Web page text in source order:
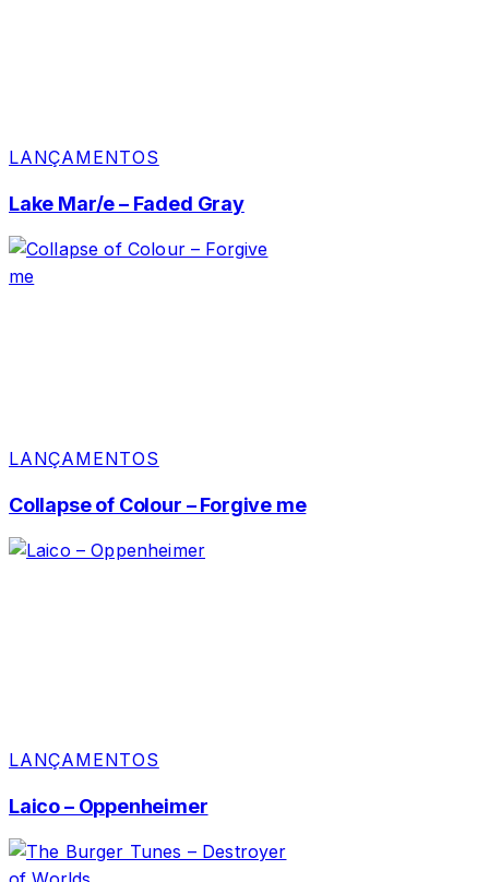
LANÇAMENTOS
Lake Mar/e – Faded Gray
LANÇAMENTOS
Collapse of Colour – Forgive me
LANÇAMENTOS
Laico – Oppenheimer